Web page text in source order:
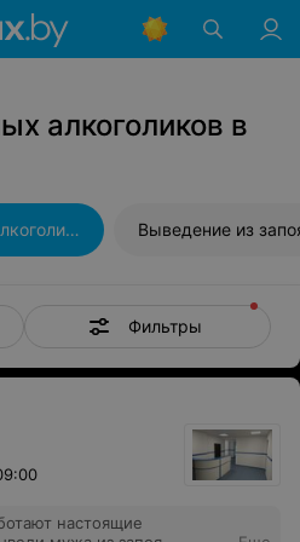
алкоголиков в
Общество анонимных алкоголиков Выведение из
Фильтры
настоящие